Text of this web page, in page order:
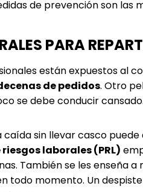
de prevención son las
PARA
están expuestos al
de pedidos. Otro
se debe conducir cansado.
caída sin llevar casco
laborales (PRL)
También se les enseña
todo momento. Un